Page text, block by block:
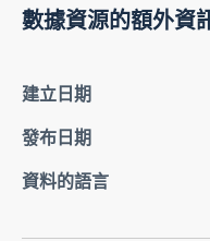
數據資源的額外資
建立日期
發布日期
資料的語言